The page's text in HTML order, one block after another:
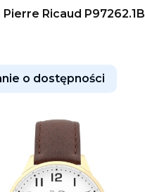
Ricaud
o dostępności